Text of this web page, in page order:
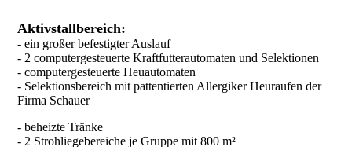
Aktivstallbereich:
- ein großer befestigter Auslauf
- 2 computergesteuerte Kraftfutterautomaten und Selektionen
- computergesteuerte Heuautomaten
- Selektionsbereich mit pattentierten Allergiker Heuraufen der
Firma Schauer
- beheizte Tränke
- 2 Strohliegebereiche je Gruppe mit 800 m²